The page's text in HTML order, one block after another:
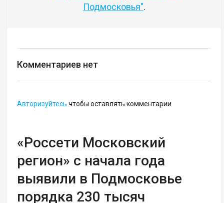
Подмосковья".
Комментариев нет
Авторизуйтесь чтобы оставлять комментарии
«Россети Московский
регион» с начала года
выявили в Подмосковье
порядка 230 тысяч